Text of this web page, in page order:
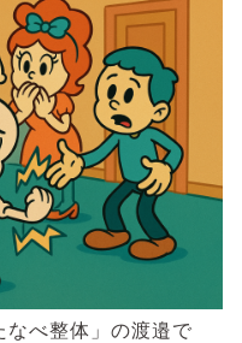
なべ整体」の渡邉で